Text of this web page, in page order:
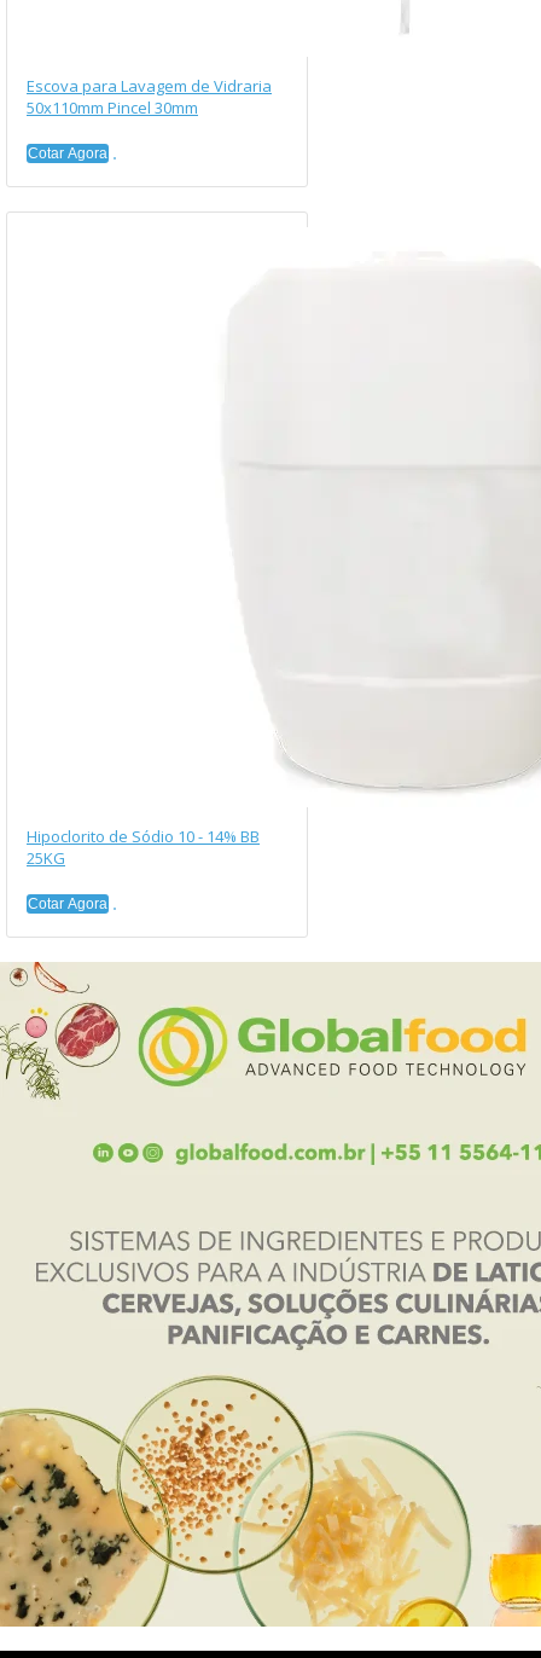
Escova para Lavagem de Vidraria
50x110mm Pincel 30mm
Cotar Agora
Hipoclorito de Sódio 10 - 14% BB
25KG
Cotar Agora